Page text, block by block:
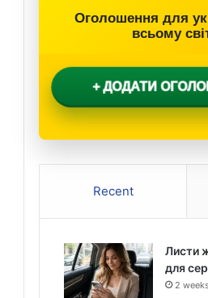
Оголошення для
всьому
+ ДОДАТИ
Recent
Листи
для
2